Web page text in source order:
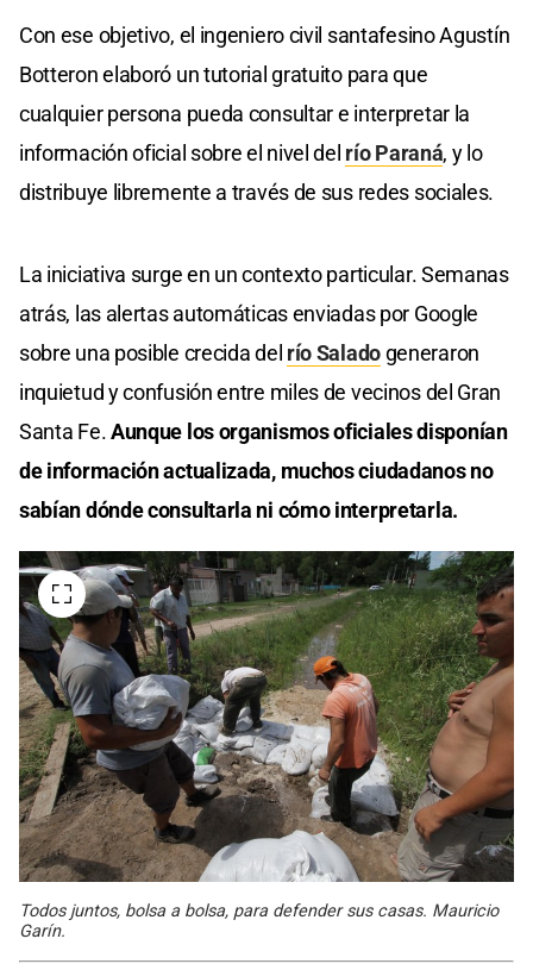
Con ese objetivo, el ingeniero civil santafesino Agustín
Botteron elaboró un tutorial gratuito para que
cualquier persona pueda consultar e interpretar la
información oficial sobre el nivel del río Paraná, y lo
distribuye libremente a través de sus redes sociales.
La iniciativa surge en un contexto particular. Semanas
atrás, las alertas automáticas enviadas por Google
sobre una posible crecida del río Salado generaron
inquietud y confusión entre miles de vecinos del Gran
Santa Fe.Aunque los organismos oficiales disponían
de información actualizada, muchos ciudadanos no
sabían dónde consultarla ni cómo interpretarla.
Todos juntos, bolsa a bolsa, para defender sus casas. Mauricio
Garín.